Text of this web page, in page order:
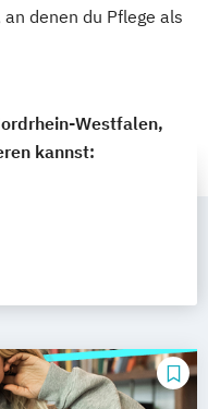
denen du Pflege als
Westfalen,
kannst: